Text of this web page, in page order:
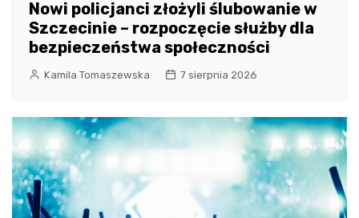
Nowi policjanci złożyli ślubowanie w
Szczecinie – rozpoczęcie służby dla
bezpieczeństwa społeczności
Kamila Tomaszewska 7 sierpnia 2026